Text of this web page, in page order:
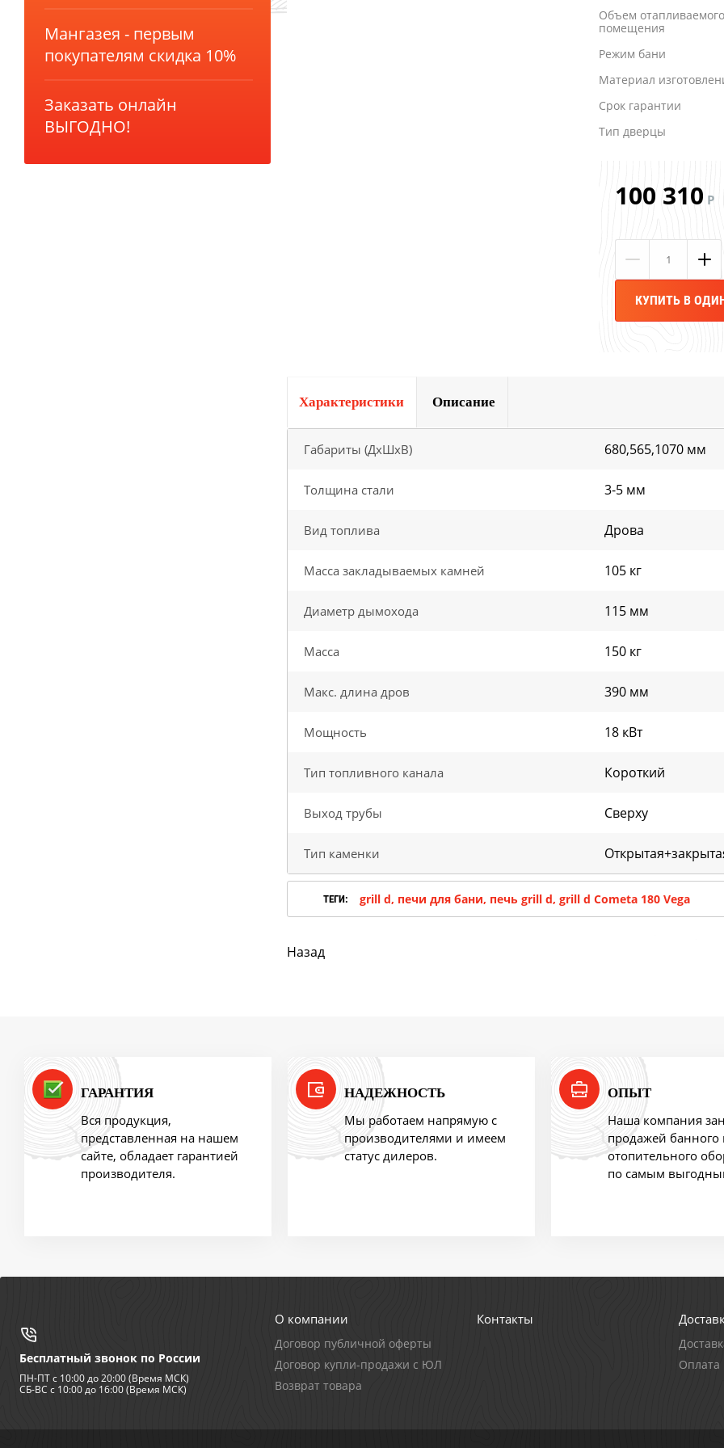
Мангазея - первым
покупателям скидка 10%
Заказать онлайн
ВЫГОДНО!
Ликвидация продукции
Объем
помещения
Режим бани
Материал
Срок гарантии
Тип дверцы
100 310 Р
КУПИТЬ В
Характеристики Описание
Габариты (ДхШхВ) 680,565,1070 мм
Толщина стали 3-5 мм
Вид топлива Дрова
Масса закладываемых камней 105 кг
Диаметр дымохода 115 мм
Масса 150 кг
Макс. длина дров 390 мм
Мощность 18 кВт
Тип топливного канала Короткий
Выход трубы Сверху
Тип каменки
ТЕГИ: grill d, печи для бани, печь grill d, grill d Cometa 180 Vega
Назад
ГАРАНТИЯ
Вся продукция,
представленная на нашем
сайте, обладает гарантией
производителя.
НАДЕЖНОСТЬ
Мы работаем напрямую с
производителями и имеем
статус дилеров.
ОПЫТ
Наша компания
продажей банного
отопительного
по самым
Бесплатный звонок по России
ПН-ПТ с 10:00 до 20:00 (Время МСК)
СБ-ВС с 10:00 до 16:00 (Время МСК)
О компании
Договор публичной оферты
Договор купли-продажи с ЮЛ
Возврат товара
Контакты
Оплата